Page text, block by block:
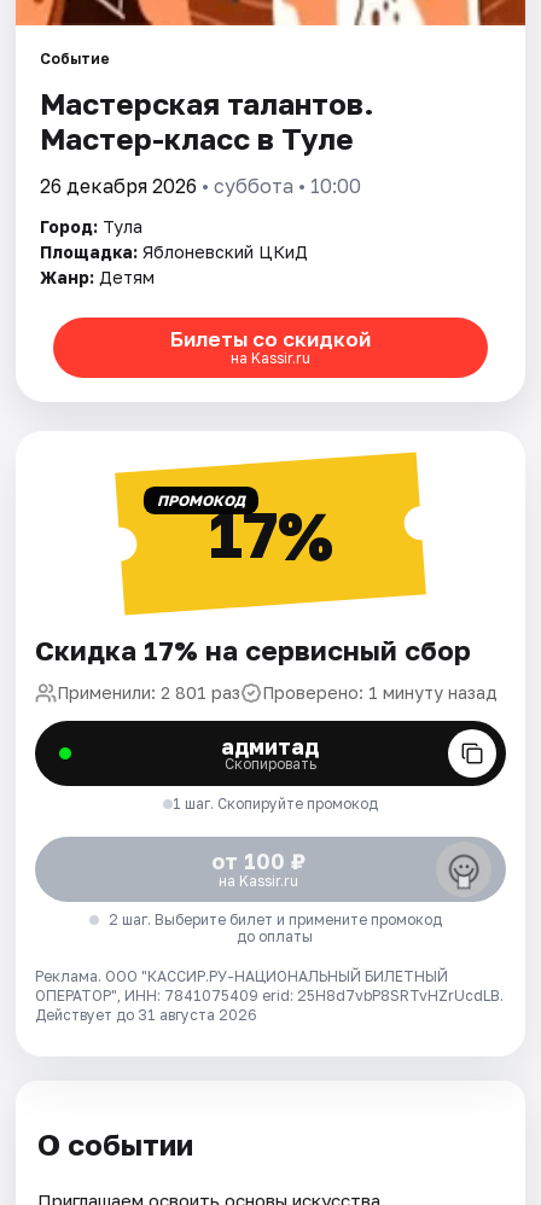
Событие
Мастерская талантов.
Мастер-класс в Туле
26 декабря 2026 • суббота • 10:00
Город: Тула
Площадка: Яблоневский ЦКиД
Жанр: Детям
Билеты со скидкой
на Kassir.ru
ПРОМОКОД17%
Скидка 17% на сервисный сбор
Применили: 2 801 раз Проверено: 1 минуту назад
адмитад
Скопировать
1 шаг. Скопируйте промокод
от 100 ₽
на Kassir.ru
2 шаг. Выберите билет и примените промокод
до оплаты
Реклама. ООО "КАССИР.РУ-НАЦИОНАЛЬНЫЙ БИЛЕТНЫЙ
ОПЕРАТОР", ИНН: 7841075409 erid: 25H8d7vbP8SRTvHZrUcdLB.
Действует до 31 августа 2026
О событии
Приглашаем освоить основы искусства